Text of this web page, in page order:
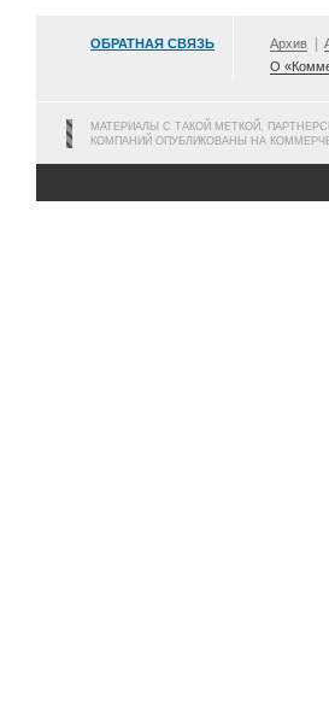
ОБРАТНАЯ СВЯЗЬ Архив
О
МАТЕРИАЛЫ С ТАКОЙ МЕТКОЙ,
КОМПАНИЙ ОПУБЛИКОВАНЫ НА